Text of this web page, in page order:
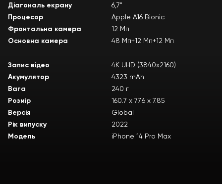
Діагональ екрану
6,7"
Процесор
Apple A16 Bionic
Фронтальна камера
12 Мп
Основна камера
48 Мп+12 Мп+12 Мп
Запис відео
4К UHD (3840x2160)
Акумулятор
4323 mAh
Вага
240 г
Розмір
160.7 х 77.6 х 7.85
Версія
Global
Рік випуску
2022
Модель
iPhone 14 Pro Max